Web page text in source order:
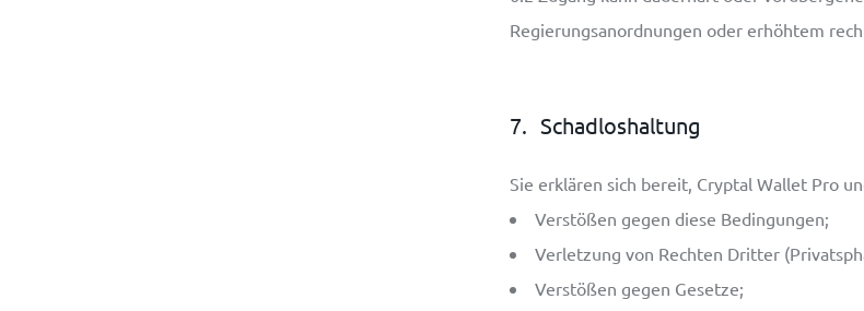
Regierungsanordnungen oder erhöhtem
7. Schadloshaltung
Sie erklären sich bereit, Cryptal Wallet Pro
Verstößen gegen diese Bedingungen;
Verletzung von Rechten Dritter
Verstößen gegen Gesetze;